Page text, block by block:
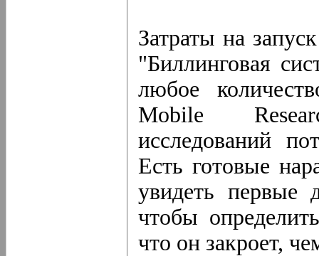
Затраты на
"Биллинговая
любое
Mobile
исследований
Есть готовые
увидеть первые
чтобы
что он закроет,